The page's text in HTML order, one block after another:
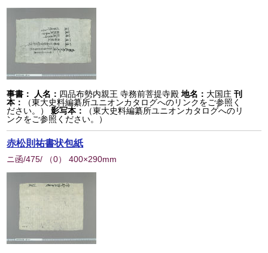
事書： 人名： 四品布勢内親王 寺務前菩提寺殿 地名： 大国庄 刊
本：
（東大史料編纂所ユニオンカタログへのリンクをご参照く
ださい。）
影写本：
（東大史料編纂所ユニオンカタログへのリ
ンクをご参照ください。）
赤松則祐書状包紙
ニ函/475/ （0） 400×290mm